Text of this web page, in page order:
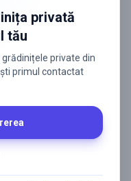
privată
tău
private din
primul contactat